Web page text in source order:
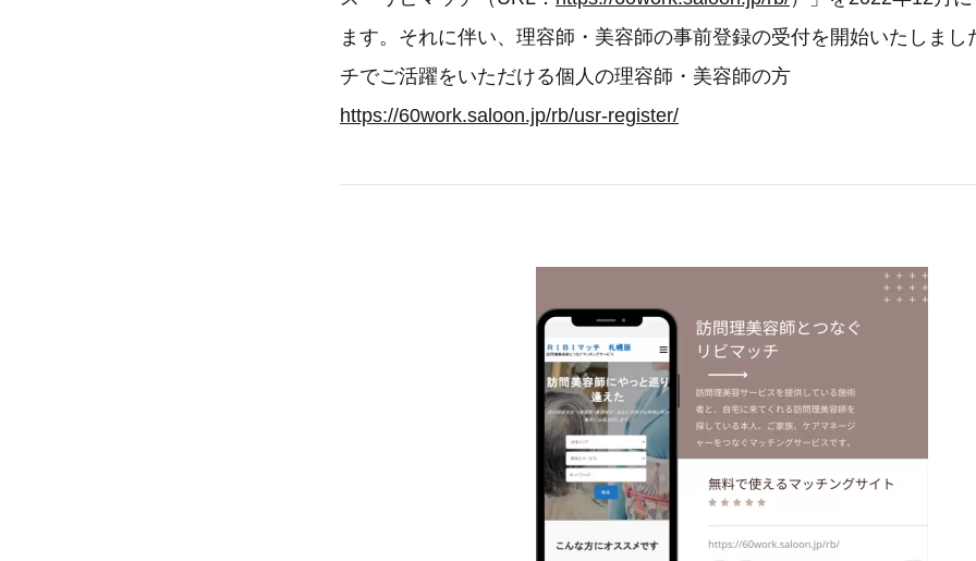
ます。それに伴い、理容師・美容師の事前登録の受付を開始いたしま
チでご活躍をいただける個人の理容師・美容師の方
https://60work.saloon.jp/rb/usr-register/